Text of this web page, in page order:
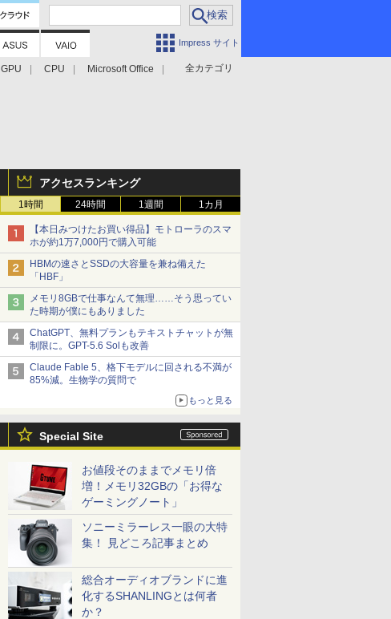
Impress サイト
全カテゴリ
GPU CPU
Microsoft Office
アクセスランキング
1時間 24時間 1週間 1カ月
【本日みつけたお買い得品】モトローラのスマ
ホが約1万7,000円で購入可能
HBMの速さとSSDの大容量を兼ね備えた
「HBF」
メモリ8GBで仕事なんて無理……そう思ってい
た時期が僕にもありました
ChatGPT、無料プランもテキストチャットが無
制限に。GPT-5.6 Solも改善
Claude Fable 5、格下モデルに回される不満が
85%減。生物学の質問で
もっと見る
Special Site
お値段そのままでメモリ倍
増！メモリ32GBの「お得な
ゲーミングノート」
ソニーミラーレス一眼の大特
集！ 見どころ記事まとめ
総合オーディオブランドに進
化するSHANLINGとは何者
か？